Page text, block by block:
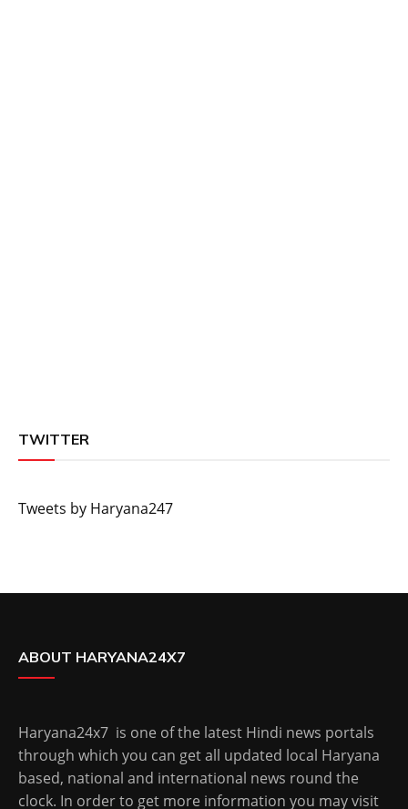
TWITTER
Tweets by Haryana247
ABOUT HARYANA24X7
Haryana24x7 is one of the latest Hindi news portals
through which you can get all updated local Haryana
based, national and international news round the
clock. In order to get more information you may visit